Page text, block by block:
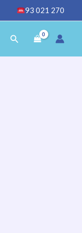
93 021 270
Rechercher